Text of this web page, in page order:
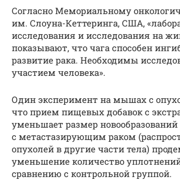
Согласно Мемориальному
им. Слоуна-Кеттеринга, США,
исследования и исследования на
показывают, что чага способен
развитие рака. Необходимы
участием человека».
Один эксперимент на мышах с
что прием пищевых добавок с
уменьшает размер
с метастазирующим раком
опухолей в другие части тела)
уменьшение количество
сравнению с контрольной группой.